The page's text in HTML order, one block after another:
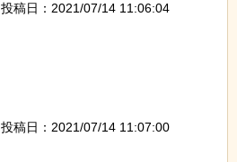
投稿日：2021/07/14 11:06:04
投稿日：2021/07/14 11:07:00